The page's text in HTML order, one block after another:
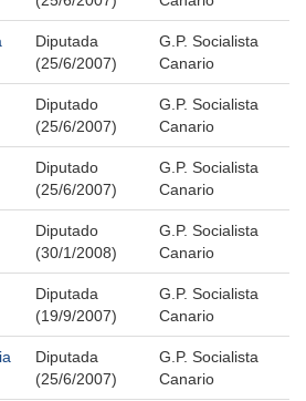
Diputada
(25/6/2007)
G.P. Socialista
Canario
Diputado
(25/6/2007)
G.P. Socialista
Canario
Diputado
(25/6/2007)
G.P. Socialista
Canario
Diputado
(30/1/2008)
G.P. Socialista
Canario
Diputada
(19/9/2007)
G.P. Socialista
Canario
Diputada
(25/6/2007)
G.P. Socialista
Canario